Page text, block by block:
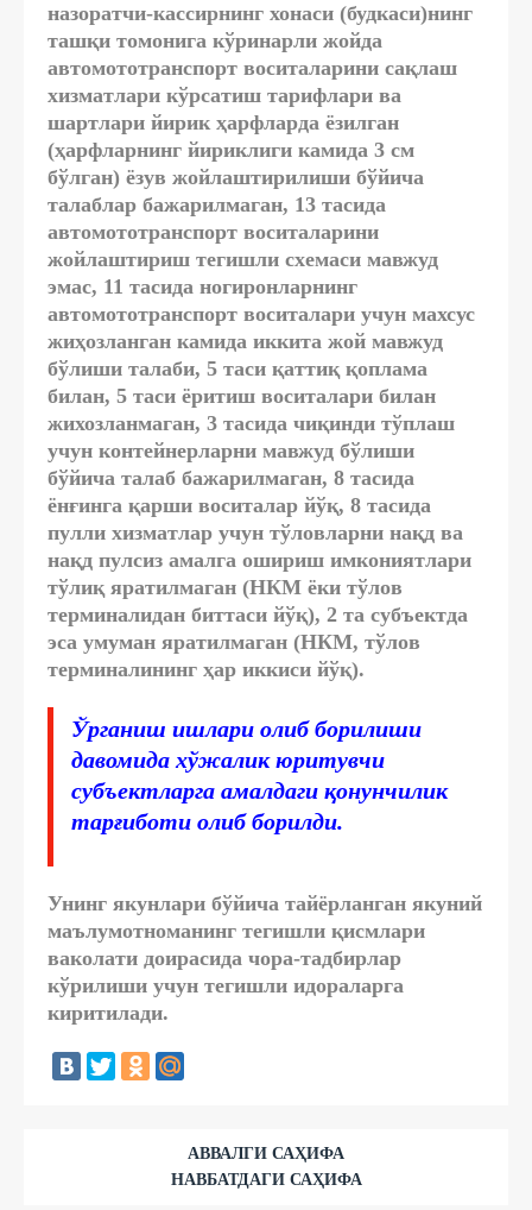
назоратчи-кассирнинг хонаси (будкаси)нинг
ташқи томонига кўринарли жойда
автомототранспорт воситаларини сақлаш
хизматлари кўрсатиш тарифлари ва
шартлари йирик ҳарфларда ёзилган
(ҳарфларнинг йириклиги камида 3 см
бўлган) ёзув жойлаштирилиши бўйича
талаблар бажарилмаган, 13 тасида
автомототранспорт воситаларини
жойлаштириш тегишли схемаси мавжуд
эмас, 11 тасида ногиронларнинг
автомототранспорт воситалари учун махсус
жиҳозланган камида иккита жой мавжуд
бўлиши талаби, 5 таси қаттиқ қоплама
билан, 5 таси ёритиш воситалари билан
жихозланмаган, 3 тасида чиқинди тўплаш
учун контейнерларни мавжуд бўлиши
бўйича талаб бажарилмаган, 8 тасида
ёнғинга қарши воситалар йўқ, 8 тасида
пулли хизматлар учун тўловларни нақд ва
нақд пулсиз амалга ошириш имкониятлари
тўлиқ яратилмаган (НКМ ёки тўлов
терминалидан биттаси йўқ), 2 та субъектда
эса умуман яратилмаган (НКМ, тўлов
терминалининг ҳар иккиси йўқ).
Ўрганиш ишлари олиб борилиши
давомида хўжалик юритувчи
субъектларга амалдаги қонунчилик
тарғиботи олиб борилди.
Унинг якунлари бўйича тайёрланган якуний
маълумотноманинг тегишли қисмлари
ваколати доирасида чора-тадбирлар
кўрилиши учун тегишли идораларга
киритилади.
АВВАЛГИ САҲИФА
НАВБАТДАГИ САҲИФА